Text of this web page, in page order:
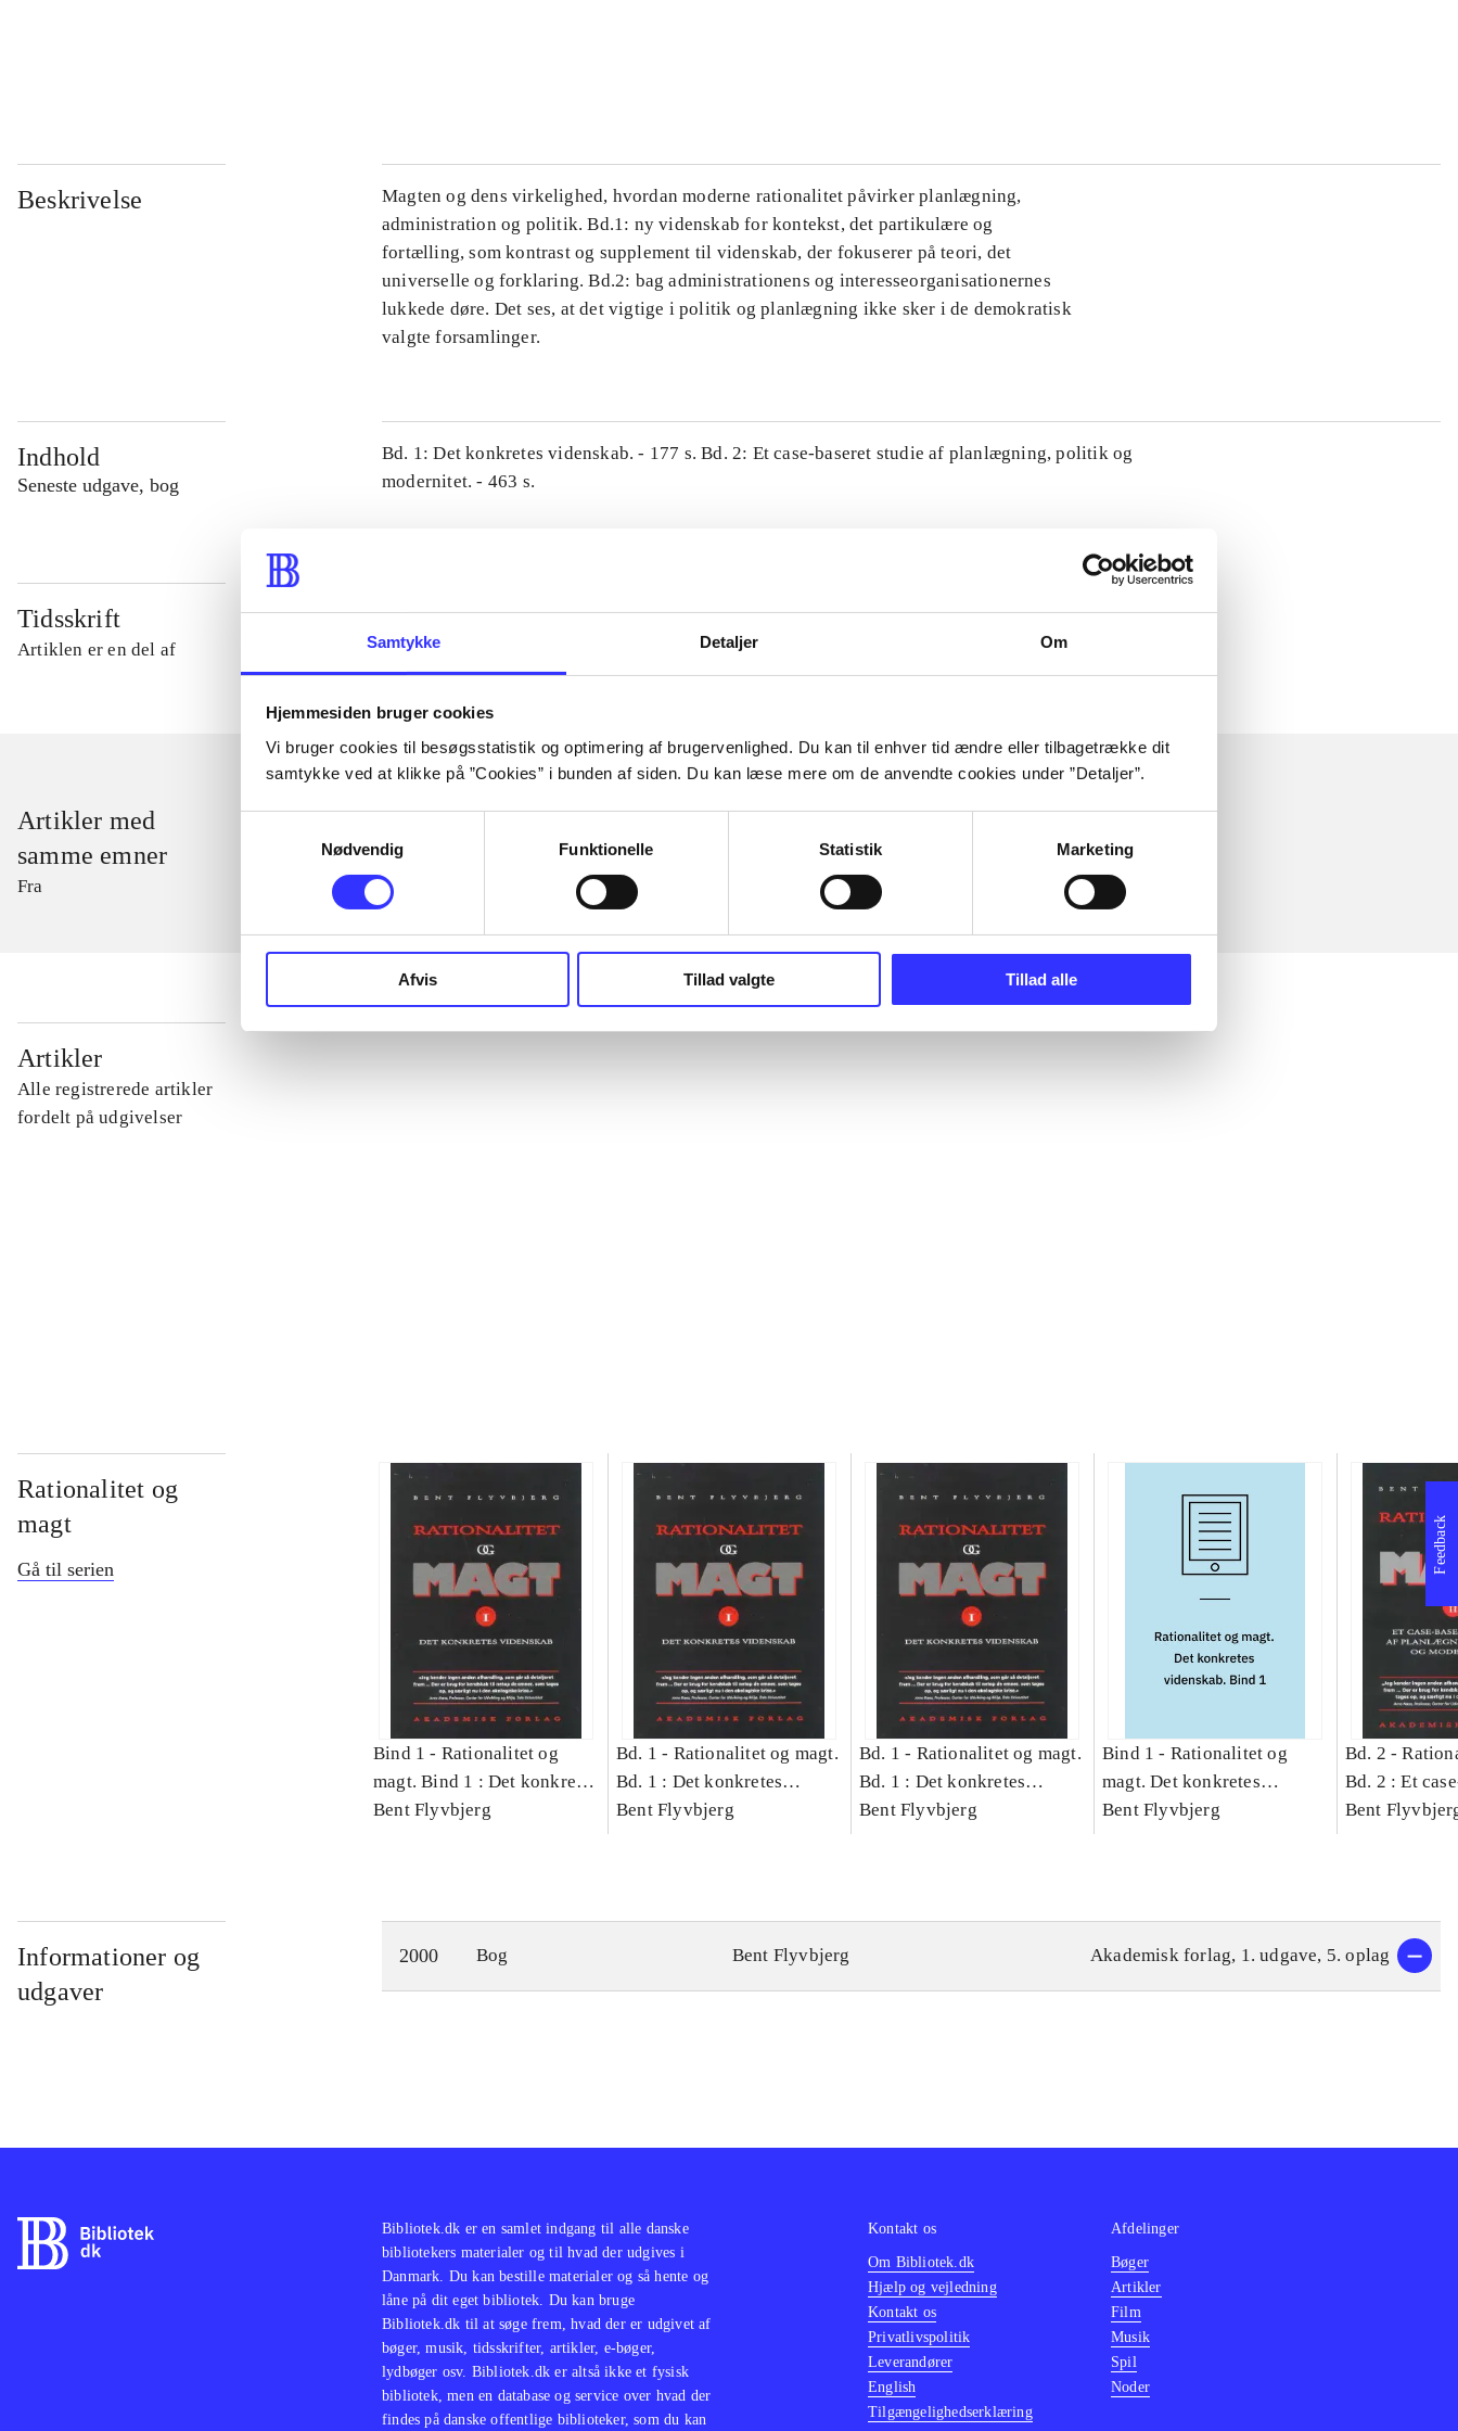
Samtykke Detaljer Om
Hjemmesiden bruger cookies
Vi bruger cookies til besøgsstatistik og optimering af brugervenlighed. Du kan til enhver tid ændre eller tilbagetrække dit
samtykke ved at klikke på ”Cookies” i bunden af siden. Du kan læse mere om de anvendte cookies under ”Detaljer”.
Nødvendig
Funktionelle Statistik Marketing
Afvis Tillad valgte Tillad alle
Beskrivelse
Magten og dens virkelighed, hvordan moderne rationalitet påvirker planlægning,
administration og politik. Bd.1: ny videnskab for kontekst, det partikulære og
fortælling, som kontrast og supplement til videnskab, der fokuserer på teori, det
universelle og forklaring. Bd.2: bag administrationens og interesseorganisationernes
lukkede døre. Det ses, at det vigtige i politik og planlægning ikke sker i de demokratisk
valgte forsamlinger.
Indhold
Seneste udgave, bog
Bd. 1: Det konkretes videnskab. - 177 s. Bd. 2: Et case-baseret studie af planlægning, politik og
modernitet. - 463 s.
Tidsskrift
Artiklen er en del af
Artikler med
samme emner
Fra
Artikler
Alle registrerede artikler
fordelt på udgivelser
Rationalitet og
magt
Gå til serien
Bind 1 - Rationalitet og
magt. Bind 1 : Det konkretes
videnskab
Bent Flyvbjerg
Bd. 1 - Rationalitet og magt.
Bd. 1 : Det konkretes
videnskab
Bent Flyvbjerg
Bd. 1 - Rationalitet og magt.
Bd. 1 : Det konkretes
videnskab
Bent Flyvbjerg
Bind 1 - Rationalitet og
magt. Det konkretes
videnskab. Bind 1
Bent Flyvbjerg
Bd. 2 -
Bd. 2 : Et
studie af
Bent
Informationer og
udgaver
2000 Bog Bent Flyvbjerg Akademisk forlag, 1. udgave, 5. oplag
Feedback
Bibliotek.dk er en samlet indgang til alle danske
bibliotekers materialer og til hvad der udgives i
Danmark. Du kan bestille materialer og så hente og
låne på dit eget bibliotek. Du kan bruge
Bibliotek.dk til at søge frem, hvad der er udgivet af
bøger, musik, tidsskrifter, artikler, e-bøger,
lydbøger osv. Bibliotek.dk er altså ikke et fysisk
bibliotek, men en database og service over hvad der
findes på danske offentlige biblioteker, som du kan
Kontakt os
Om Bibliotek.dk
Hjælp og vejledning
Kontakt os
Privatlivspolitik
Leverandører
English
Tilgængelighedserklæring
Afdelinger
Bøger
Artikler
Film
Musik
Spil
Noder